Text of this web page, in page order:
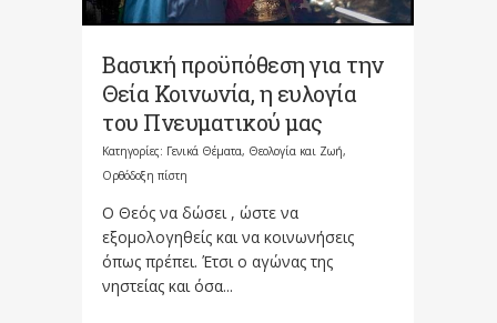
Βασική προϋπόθεση για την
Θεία Κοινωνία, η ευλογία
του Πνευματικού μας
Κατηγορίες: Γενικά Θέματα, Θεολογία και Ζωή,
Ορθόδοξη πίστη
Ο Θεός να δώσει , ώστε να
εξομολογηθείς και να κοινωνήσεις
όπως πρέπει. Έτσι ο αγώνας της
νηστείας και όσα...